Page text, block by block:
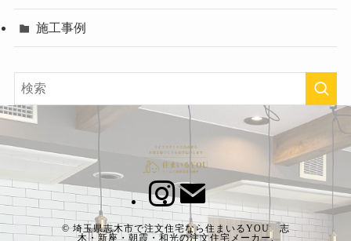
施工事例
©埼玉県志木市で注文住宅なら住まいるYOU 志
木・新座・朝霞・和光の注文住宅メーカー.